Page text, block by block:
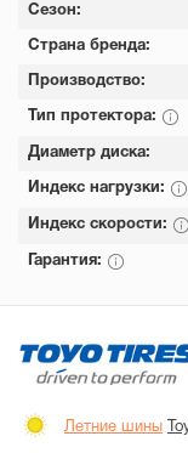
Сезон:
Страна бренда:
Производство:
Тип протектора:
Диаметр диска:
Индекс нагрузки:
Индекс скорости:
Гарантия:
Летние шины